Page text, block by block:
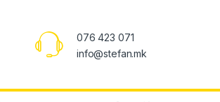
076 423 071
info@stefan.mk